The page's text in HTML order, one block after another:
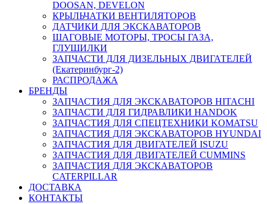
DOOSAN, DEVELON
КРЫЛЬЧАТКИ ВЕНТИЛЯТОРОВ
ДАТЧИКИ ДЛЯ ЭКСКАВАТОРОВ
ШАГОВЫЕ МОТОРЫ, ТРОСЫ ГАЗА,
ГЛУШИЛКИ
ЗАПЧАСТИ ДЛЯ ДИЗЕЛЬНЫХ ДВИГАТЕЛЕЙ
(Екатеринбург-2)
РАСПРОДАЖА
БРЕНДЫ
ЗАПЧАСТИЯ ДЛЯ ЭКСКАВАТОРОВ HITACHI
ЗАПЧАСТИ ДЛЯ ГИДРАВЛИКИ HANDOK
ЗАПЧАСТИЯ ДЛЯ СПЕЦТЕХНИКИ KOMATSU
ЗАПЧАСТИЯ ДЛЯ ЭКСКАВАТОРОВ HYUNDAI
ЗАПЧАСТИЯ ДЛЯ ДВИГАТЕЛЕЙ ISUZU
ЗАПЧАСТИЯ ДЛЯ ДВИГАТЕЛЕЙ CUMMINS
ЗАПЧАСТИЯ ДЛЯ ЭКСКАВАТОРОВ
CATERPILLAR
ДОСТАВКА
КОНТАКТЫ